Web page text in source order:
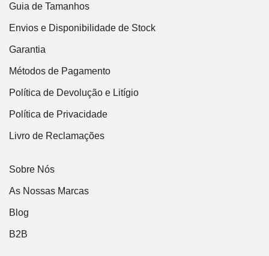
Guia de Tamanhos
Envios e Disponibilidade de Stock
Garantia
Métodos de Pagamento
Política de Devolução e Litígio
Política de Privacidade
Livro de Reclamações
Sobre Nós
As Nossas Marcas
Blog
B2B